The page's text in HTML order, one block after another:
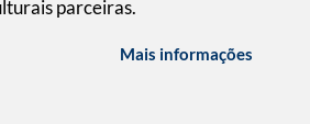
parceiras.
Mais informações